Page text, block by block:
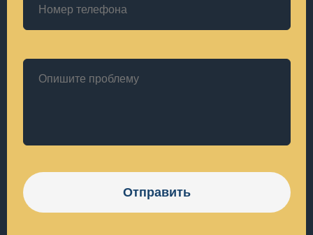
Отправить